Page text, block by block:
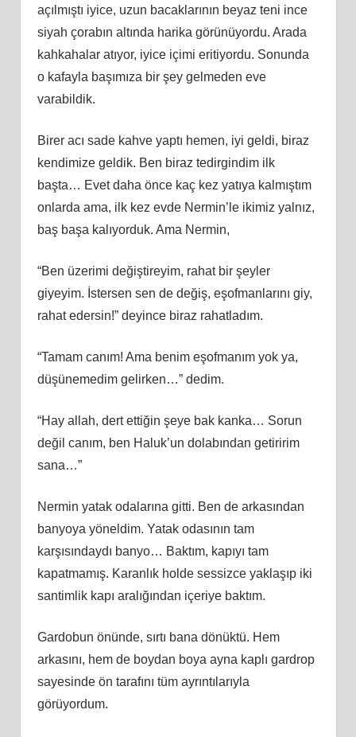
açılmıştı iyice, uzun bacaklarının beyaz teni ince
siyah çorabın altında harika görünüyordu. Arada
kahkahalar atıyor, iyice içimi eritiyordu. Sonunda
o kafayla başımıza bir şey gelmeden eve
varabildik.
Birer acı sade kahve yaptı hemen, iyi geldi, biraz
kendimize geldik. Ben biraz tedirgindim ilk
başta… Evet daha önce kaç kez yatıya kalmıştım
onlarda ama, ilk kez evde Nermin’le ikimiz yalnız,
baş başa kalıyorduk. Ama Nermin,
“Ben üzerimi değiştireyim, rahat bir şeyler
giyeyim. İstersen sen de değiş, eşofmanlarını giy,
rahat edersin!” deyince biraz rahatladım.
“Tamam canım! Ama benim eşofmanım yok ya,
düşünemedim gelirken…” dedim.
“Hay allah, dert ettiğin şeye bak kanka… Sorun
değil canım, ben Haluk’un dolabından getiririm
sana…”
Nermin yatak odalarına gitti. Ben de arkasından
banyoya yöneldim. Yatak odasının tam
karşısındaydı banyo… Baktım, kapıyı tam
kapatmamış. Karanlık holde sessizce yaklaşıp iki
santimlik kapı aralığından içeriye baktım.
Gardobun önünde, sırtı bana dönüktü. Hem
arkasını, hem de boydan boya ayna kaplı gardrop
sayesinde ön tarafını tüm ayrıntılarıyla
görüyordum.